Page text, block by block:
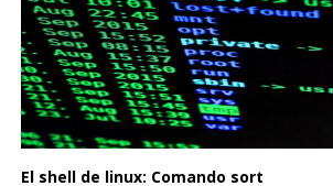
El shell de linux: Comando sort